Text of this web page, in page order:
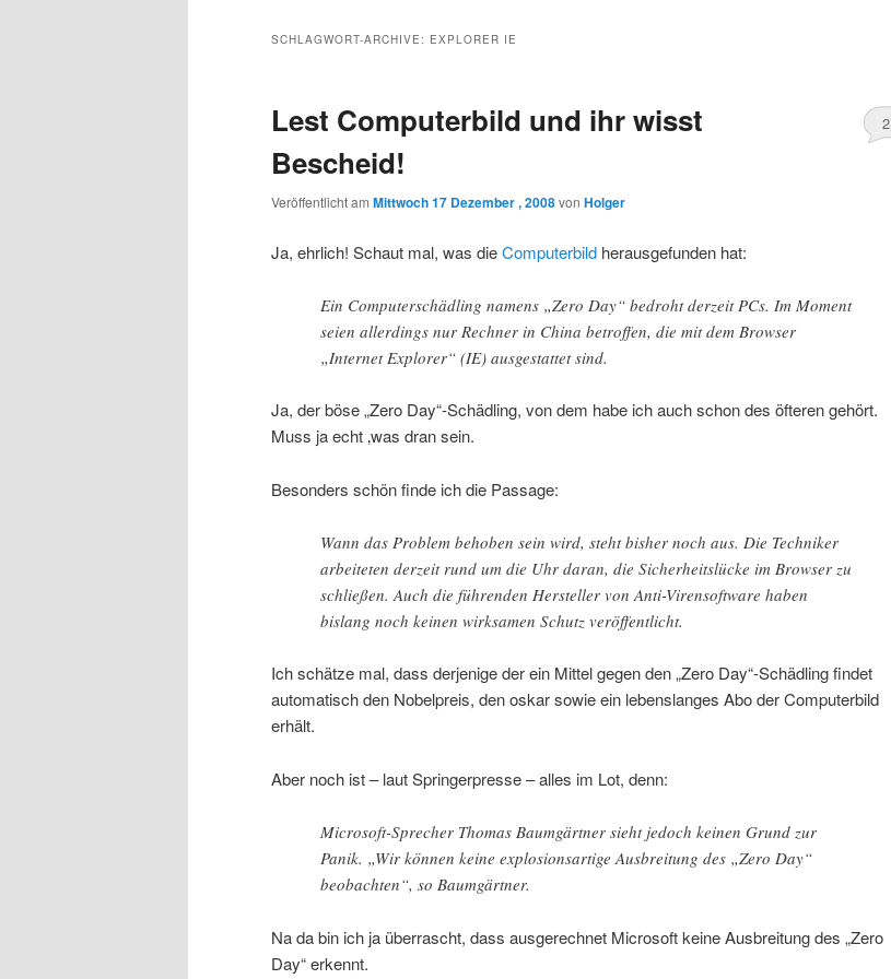
wechseln
SCHLAGWORT-ARCHIVE: EXPLORER IE
Lest Computerbild und ihr wisst
Bescheid!
Veröffentlicht am Mittwoch 17 Dezember , 2008von Holger
2
Ja, ehrlich! Schaut mal, was dieComputerbild herausgefunden hat:
Ein Computerschädling namens „Zero Day“ bedroht derzeit PCs. Im Moment
seien allerdings nur Rechner in China betroffen, die mit dem Browser
„Internet Explorer“ (IE) ausgestattet sind.
Ja, der böse „Zero Day“-Schädling, von dem habe ich auch schon des öfteren gehört.
Muss ja echt ‚was dran sein.
Besonders schön finde ich die Passage:
Wann das Problem behoben sein wird, steht bisher noch aus. Die Techniker
arbeiteten derzeit rund um die Uhr daran, die Sicherheitslücke im Browser zu
schließen. Auch die führenden Hersteller von Anti-Virensoftware haben
bislang noch keinen wirksamen Schutz veröffentlicht.
Ich schätze mal, dass derjenige der ein Mittel gegen den „Zero Day“-Schädling findet
automatisch den Nobelpreis, den oskar sowie ein lebenslanges Abo der Computerbild
erhält.
Aber noch ist – laut Springerpresse – alles im Lot, denn:
Microsoft-Sprecher Thomas Baumgärtner sieht jedoch keinen Grund zur
Panik. „Wir können keine explosionsartige Ausbreitung des „Zero Day“
beobachten“, so Baumgärtner.
Na da bin ich ja überrascht, dass ausgerechnet Microsoft keine Ausbreitung des „Zero
Day“ erkennt.